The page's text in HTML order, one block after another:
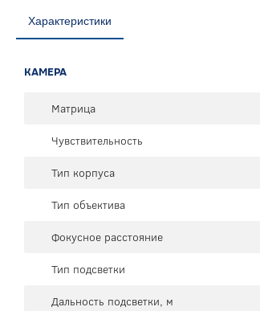
Характеристики
КАМЕРА
Матрица
Чувствительность
Тип корпуса
Тип объектива
Фокусное расстояние
Тип подсветки
Дальность подсветки, м